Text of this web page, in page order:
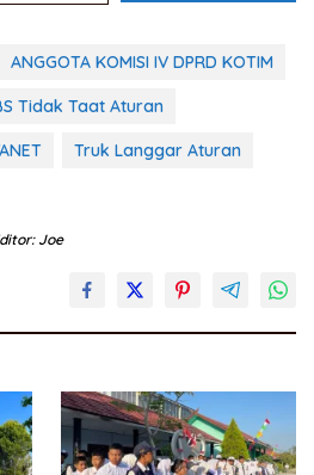
ANGGOTA KOMISI IV DPRD KOTIM
Tidak Taat Aturan
Truk Langgar Aturan
Joe